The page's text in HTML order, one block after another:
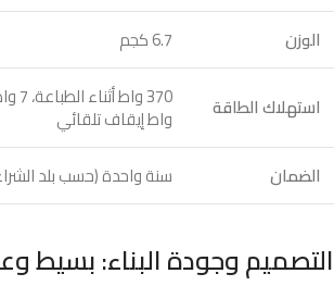
الوزن 6.7 كجم
استهلاك الطاقة
واط إيقاف تلقائي
الضمان
سنة واحدة (حسب بلد
التصميم وجودة البناء: بسيط